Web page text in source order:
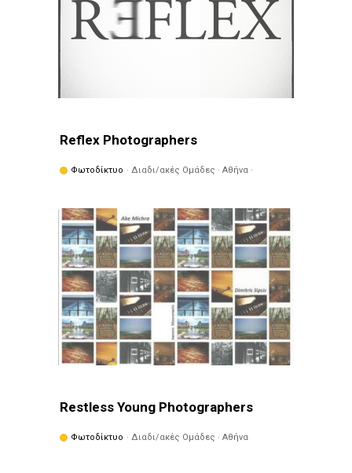
Reflex Photographers
Φωτοδίκτυο · Διαδι/ακές Ομάδες · Αθήνα ·
Restless Young Photographers
Φωτοδίκτυο · Διαδι/ακές Ομάδες · Αθήνα